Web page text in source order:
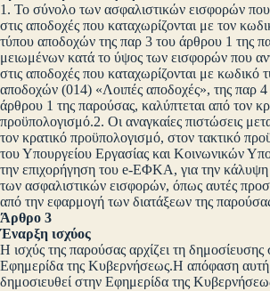
1. Το σύνολο των ασφαλιστικών εισφορών που
στις αποδοχές που καταχωρίζονται με τον
τύπου αποδοχών της παρ 3 του άρθρου 1 της
μειωμένων κατά το ύψος των εισφορών που
στις αποδοχές που καταχωρίζονται με κωδικό
αποδοχών (014) «Λοιπές αποδοχές», της παρ 4
άρθρου 1 της παρούσας, καλύπτεται από τον
προϋπολογισμό.2. Οι αναγκαίες πιστώσεις
τον κρατικό προϋπολογισμό, στον τακτικό
του Υπουργείου Εργασίας και Κοινωνικών
την επιχορήγηση του e-EΦΚΑ, για την κάλυψη
των ασφαλιστικών εισφορών, όπως αυτές
από την εφαρμογή των διατάξεων της
Άρθρο 3
Έναρξη ισχύος
Η ισχύς της παρούσας αρχίζει τη δημοσίευσης
Εφημερίδα της Κυβερνήσεως.Η απόφαση
δημοσιευθεί στην Εφημερίδα της